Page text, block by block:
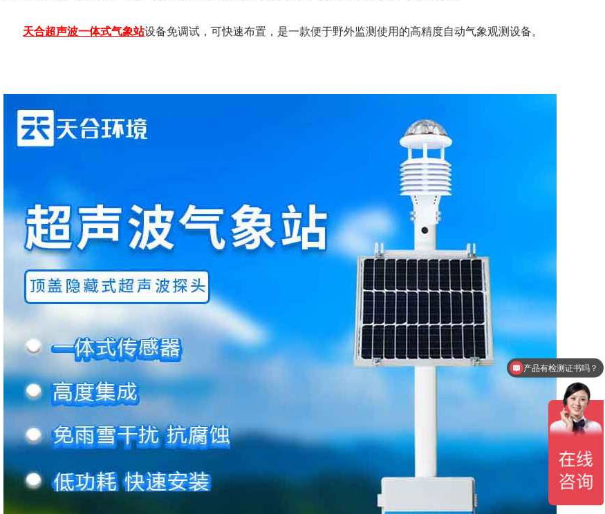
天合超声波一体式气象站设备免调试，可快速布置，是一款便于野外监测使用的高精度自动气象观测设备。
产品有检测证书吗？